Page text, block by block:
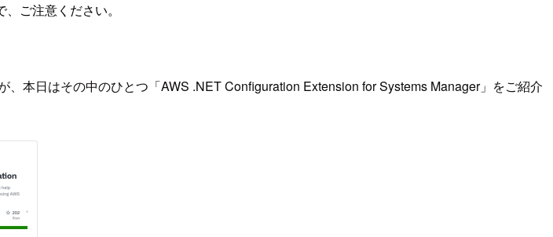
ご注意ください。
本日はその中のひとつ「AWS .NET Configuration Extension for Systems Manager」をご紹介